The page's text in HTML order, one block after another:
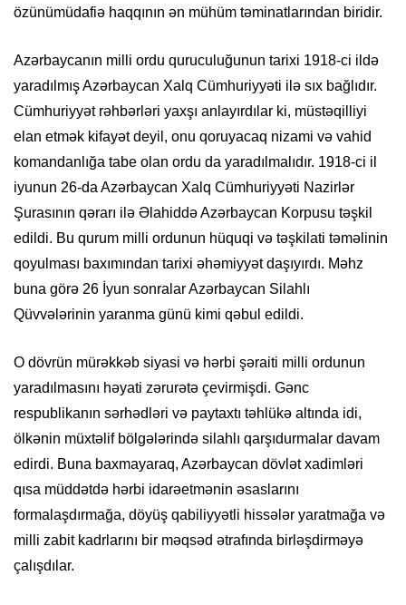
özünümüdafiə haqqının ən mühüm təminatlarından biridir.
Azərbaycanın milli ordu quruculuğunun tarixi 1918-ci ildə
yaradılmış Azərbaycan Xalq Cümhuriyyəti ilə sıx bağlıdır.
Cümhuriyyət rəhbərləri yaxşı anlayırdılar ki, müstəqilliyi
elan etmək kifayət deyil, onu qoruyacaq nizami və vahid
komandanlığa tabe olan ordu da yaradılmalıdır. 1918-ci il
iyunun 26-da Azərbaycan Xalq Cümhuriyyəti Nazirlər
Şurasının qərarı ilə Əlahiddə Azərbaycan Korpusu təşkil
edildi. Bu qurum milli ordunun hüquqi və təşkilati təməlinin
qoyulması baxımından tarixi əhəmiyyət daşıyırdı. Məhz
buna görə 26 İyun sonralar Azərbaycan Silahlı
Qüvvələrinin yaranma günü kimi qəbul edildi.
O dövrün mürəkkəb siyasi və hərbi şəraiti milli ordunun
yaradılmasını həyati zərurətə çevirmişdi. Gənc
respublikanın sərhədləri və paytaxtı təhlükə altında idi,
ölkənin müxtəlif bölgələrində silahlı qarşıdurmalar davam
edirdi. Buna baxmayaraq, Azərbaycan dövlət xadimləri
qısa müddətdə hərbi idarəetmənin əsaslarını
formalaşdırmağa, döyüş qabiliyyətli hissələr yaratmağa və
milli zabit kadrlarını bir məqsəd ətrafında birləşdirməyə
çalışdılar.